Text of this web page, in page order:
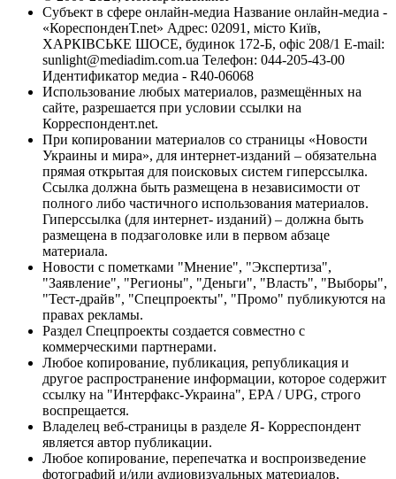
Субъект в сфере онлайн-медиа Название онлайн-медиа -
«КореспонденТ.net» Адрес: 02091, місто Київ,
ХАРКІВСЬКЕ ШОСЕ, будинок 172-Б, офіс 208/1 E-mail:
sunlight@mediadim.com.ua Телефон: 044-205-43-00
Идентификатор медиа - R40-06068
Использование любых материалов, размещённых на
сайте, разрешается при условии ссылки на
Корреспондент.net.
При копировании материалов со страницы «Новости
Украины и мира», для интернет-изданий – обязательна
прямая открытая для поисковых систем гиперссылка.
Ссылка должна быть размещена в независимости от
полного либо частичного использования материалов.
Гиперссылка (для интернет- изданий) – должна быть
размещена в подзаголовке или в первом абзаце
материала.
Новости с пометками "Мнение", "Экспертиза",
"Заявление", "Регионы", "Деньги", "Власть", "Выборы",
"Тест-драйв", "Спецпроекты", "Промо" публикуются на
правах рекламы.
Раздел Спецпроекты создается совместно с
коммерческими партнерами.
Любое копирование, публикация, републикация и
другое распространение информации, которое содержит
ссылку на "Интерфакс-Украина", EPA / UPG, строго
воспрещается.
Владелец веб-страницы в разделе Я- Корреспондент
является автор публикации.
Любое копирование, перепечатка и воспроизведение
фотографий и/или аудиовизуальных материалов,